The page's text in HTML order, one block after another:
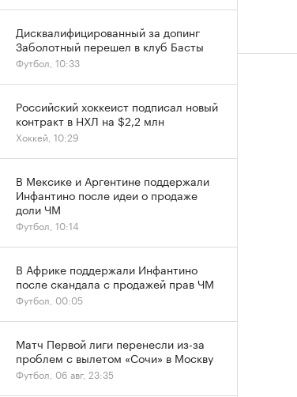
Дисквалифицированный за допинг
Заболотный перешел в клуб Басты
Футбол, 10:33
Российский хоккеист подписал новый
контракт в НХЛ на $2,2 млн
Хоккей, 10:29
В Мексике и Аргентине поддержали
Инфантино после идеи о продаже
доли ЧМ
Футбол, 10:14
В Африке поддержали Инфантино
после скандала с продажей прав ЧМ
Футбол, 00:05
Матч Первой лиги перенесли из-за
проблем с вылетом «Сочи» в Москву
Футбол, 06 авг, 23:35